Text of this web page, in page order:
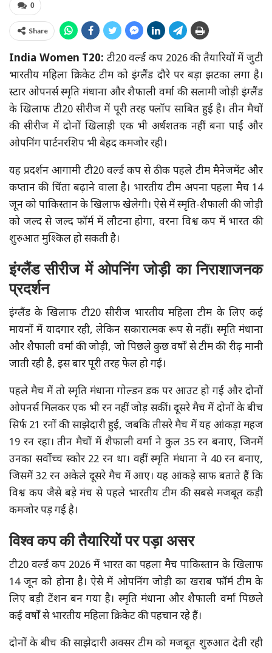
0
Share
India Women T20: टी20 वर्ल्ड कप 2026 की तैयारियों में जुटी
भारतीय महिला क्रिकेट टीम को इंग्लैंड दौरे पर बड़ा झटका लगा है।
स्टार ओपनर्स स्मृति मंधाना और शैफाली वर्मा की सलामी जोड़ी इंग्लैंड
के खिलाफ टी20 सीरीज में पूरी तरह फ्लॉप साबित हुई है। तीन मैचों
की सीरीज में दोनों खिलाड़ी एक भी अर्धशतक नहीं बना पाईं और
ओपनिंग पार्टनरशिप भी बेहद कमजोर रही।
यह प्रदर्शन आगामी टी20 वर्ल्ड कप से ठीक पहले टीम मैनेजमेंट और
कप्तान की चिंता बढ़ाने वाला है। भारतीय टीम अपना पहला मैच 14
जून को पाकिस्तान के खिलाफ खेलेगी। ऐसे में स्मृति-शैफाली की जोड़ी
को जल्द से जल्द फॉर्म में लौटना होगा, वरना विश्व कप में भारत की
शुरुआत मुश्किल हो सकती है।
इंग्लैंड सीरीज में ओपनिंग जोड़ी का निराशाजनक
प्रदर्शन
इंग्लैंड के खिलाफ टी20 सीरीज भारतीय महिला टीम के लिए कई
मायनों में यादगार रही, लेकिन सकारात्मक रूप से नहीं। स्मृति मंधाना
और शैफाली वर्मा की जोड़ी, जो पिछले कुछ वर्षों से टीम की रीढ़ मानी
जाती रही है, इस बार पूरी तरह फेल हो गई।
पहले मैच में तो स्मृति मंधाना गोल्डन डक पर आउट हो गईं और दोनों
ओपनर्स मिलकर एक भी रन नहीं जोड़ सकीं। दूसरे मैच में दोनों के बीच
सिर्फ 21 रनों की साझेदारी हुई, जबकि तीसरे मैच में यह आंकड़ा महज
19 रन रहा। तीन मैचों में शैफाली वर्मा ने कुल 35 रन बनाए, जिनमें
उनका सर्वोच्च स्कोर 22 रन था। वहीं स्मृति मंधाना ने 40 रन बनाए,
जिसमें 32 रन अकेले दूसरे मैच में आए। यह आंकड़े साफ बताते हैं कि
विश्व कप जैसे बड़े मंच से पहले भारतीय टीम की सबसे मजबूत कड़ी
कमजोर पड़ गई है।
विश्व कप की तैयारियों पर पड़ा असर
टी20 वर्ल्ड कप 2026 में भारत का पहला मैच पाकिस्तान के खिलाफ
14 जून को होना है। ऐसे में ओपनिंग जोड़ी का खराब फॉर्म टीम के
लिए बड़ी टेंशन बन गया है। स्मृति मंधाना और शैफाली वर्मा पिछले
कई वर्षों से भारतीय महिला क्रिकेट की पहचान रहे हैं।
दोनों के बीच की साझेदारी अक्सर टीम को मजबूत शुरुआत देती रही